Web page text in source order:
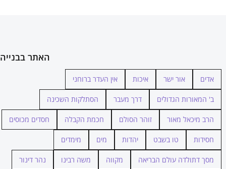
האתר בבנייה
אדים אור ישר איכות אין העדר ברוחני
ב' המאורות הגדולים דרך מעבר הסתלקות השכינה
הרב מיכאל מאור זוהר הסולם חכמת הקבלה חסדים מכוסים
חסידות טו בשבט יהדות מים מימדים
מסך דתולדה עולם הבריאה מקווה משה רבינו נהר דינור